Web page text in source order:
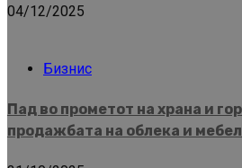
04/12/2025
Бизнис
Пад во прометот на храна и
продажбата на облека и мебел